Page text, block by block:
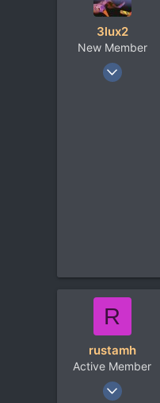
3lux2
New Member
11 Окт 2018
R
rustamh
Active Member
12 Фев 2012